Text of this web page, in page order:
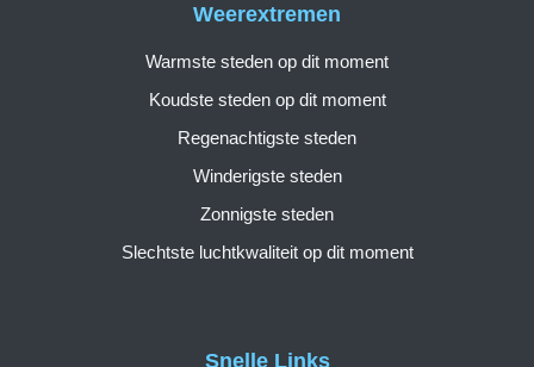
Snelle Links
Weerextremen
Warmste steden op dit moment
Koudste steden op dit moment
Regenachtigste steden
Winderigste steden
Zonnigste steden
Slechtste luchtkwaliteit op dit moment